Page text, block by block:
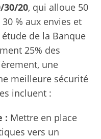
30/20, qui alloue 50
% aux envies et
étude de la Banque
25% des
une
meilleure sécurité
incluent :
: Mettre en place
vers un